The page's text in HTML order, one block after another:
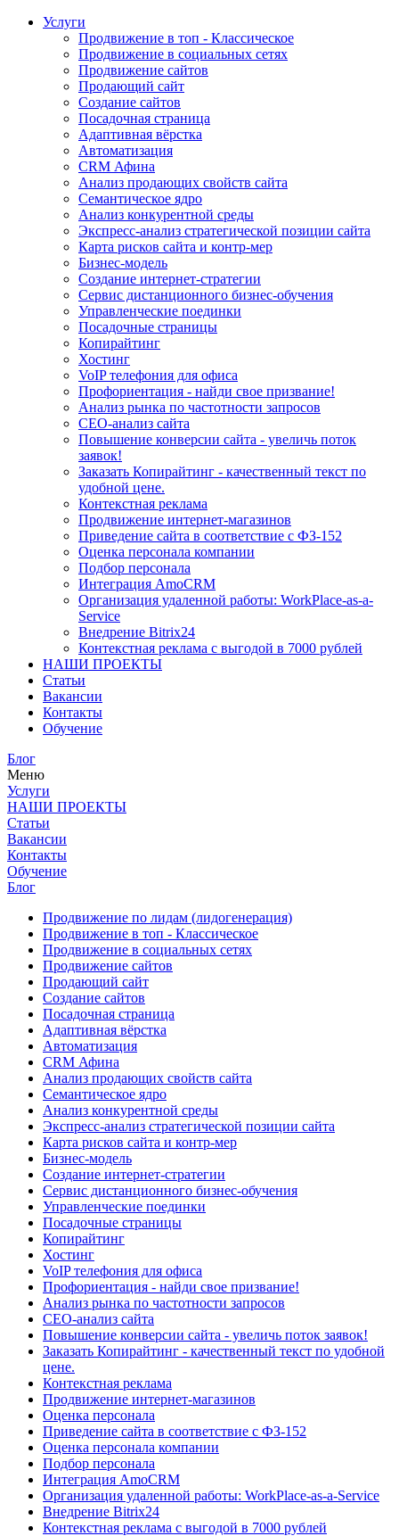
Услуги
Продвижение в топ - Классическое
Продвижение в социальных сетях
Продвижение сайтов
Продающий сайт
Создание сайтов
Посадочная страница
Адаптивная вёрстка
Автоматизация
CRM Афина
Анализ продающих свойств сайта
Семантическое ядро
Анализ конкурентной среды
Экспресс-анализ стратегической позиции сайта
Карта рисков сайта и контр-мер
Бизнес-модель
Создание интернет-стратегии
Сервис дистанционного бизнес-обучения
Управленческие поединки
Посадочные страницы
Копирайтинг
Хостинг
VoIP телефония для офиса
Профориентация - найди свое призвание!
Анализ рынка по частотности запросов
СЕО-анализ сайта
Повышение конверсии сайта - увеличь поток
заявок!
Заказать Копирайтинг - качественный текст по
удобной цене.
Контекстная реклама
Продвижение интернет-магазинов
Приведение сайта в соответствие с ФЗ-152
Оценка персонала компании
Подбор персонала
Интеграция AmoCRM
Организация удаленной работы: WorkPlace-as-a-
Service
Внедрение Bitrix24
Контекстная реклама с выгодой в 7000 рублей
НАШИ ПРОЕКТЫ
Статьи
Вакансии
Контакты
Обучение
Блог
Меню
Услуги
НАШИ ПРОЕКТЫ
Статьи
Вакансии
Контакты
Обучение
Блог
Продвижение по лидам (лидогенерация)
Продвижение в топ - Классическое
Продвижение в социальных сетях
Продвижение сайтов
Продающий сайт
Создание сайтов
Посадочная страница
Адаптивная вёрстка
Автоматизация
CRM Афина
Анализ продающих свойств сайта
Семантическое ядро
Анализ конкурентной среды
Экспресс-анализ стратегической позиции сайта
Карта рисков сайта и контр-мер
Бизнес-модель
Создание интернет-стратегии
Сервис дистанционного бизнес-обучения
Управленческие поединки
Посадочные страницы
Копирайтинг
Хостинг
VoIP телефония для офиса
Профориентация - найди свое призвание!
Анализ рынка по частотности запросов
СЕО-анализ сайта
Повышение конверсии сайта - увеличь поток заявок!
Заказать Копирайтинг - качественный текст по удобной
цене.
Контекстная реклама
Продвижение интернет-магазинов
Оценка персонала
Приведение сайта в соответствие с ФЗ-152
Оценка персонала компании
Подбор персонала
Интеграция AmoCRM
Организация удаленной работы: WorkPlace-as-a-Service
Внедрение Bitrix24
Контекстная реклама с выгодой в 7000 рублей